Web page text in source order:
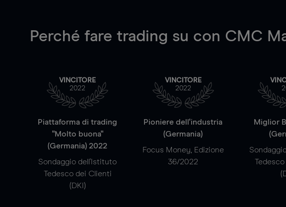
Perché fare trading su con CMC
VINCITORE
2022
Piattaforma di trading
"Molto buona"
(Germania) 2022
Sondaggio dell'Istituto
Tedesco dei Clienti
(DKI)
VINCITORE
2022
Pioniere dell'industria
(Germania)
Focus Money, Edizione
36/2022
Miglior